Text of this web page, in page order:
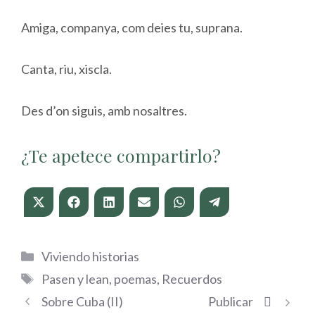
Amiga, companya, com deies tu, suprana.
Canta, riu, xiscla.
Des d’on siguis, amb nosaltres.
¿Te apetece compartirlo?
Compartir
en
Compartir
en
Compartir
en
Compartir
en
Compartir
en
Compartir
en
Categorías
Viviendo historias
Etiquetas
Pasen y lean, poemas, Recuerdos
Sobre Cuba (II)
Publicar